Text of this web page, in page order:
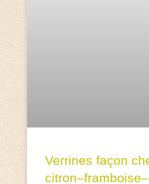
Verrines façon